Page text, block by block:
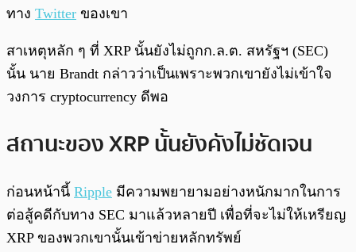
ทาง Twitter ของเขา
สาเหตุหลัก ๆ ที่ XRP นั้นยังไม่ถูกก.ล.ต. สหรัฐฯ (SEC)
นั้น นาย Brandt กล่าวว่าเป็นเพราะพวกเขายังไม่เข้าใจ
วงการ cryptocurrency ดีพอ
สถานะของ XRP นั้นยังคังไม่ชัดเจน
ก่อนหน้านี้ Ripple มีความพยายามอย่างหนักมากในการ
ต่อสู้คดีกับทาง SEC มาแล้วหลายปี เพื่อที่จะไม่ให้เหรียญ​
XRP ของพวกเขานั้นเข้าข่ายหลักทรัพย์